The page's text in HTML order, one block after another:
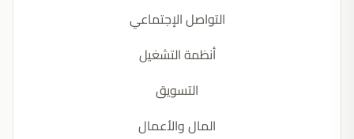
التواصل الإجتماعي
أنظمة التشغيل
التسويق
المال والأعمال